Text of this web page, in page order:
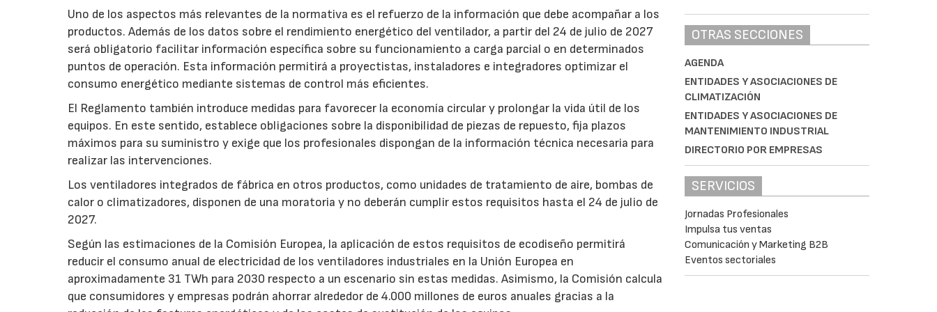
Uno de los aspectos más relevantes de la normativa es el refuerzo de la información que debe acompañar a los
productos. Además de los datos sobre el rendimiento energético del ventilador, a partir del 24 de julio de 2027
será obligatorio facilitar información específica sobre su funcionamiento a carga parcial o en determinados
puntos de operación. Esta información permitirá a proyectistas, instaladores e integradores optimizar el
consumo energético mediante sistemas de control más eficientes.
El Reglamento también introduce medidas para favorecer la economía circular y prolongar la vida útil de los
equipos. En este sentido, establece obligaciones sobre la disponibilidad de piezas de repuesto, fija plazos
máximos para su suministro y exige que los profesionales dispongan de la información técnica necesaria para
realizar las intervenciones.
Los ventiladores integrados de fábrica en otros productos, como unidades de tratamiento de aire, bombas de
calor o climatizadores, disponen de una moratoria y no deberán cumplir estos requisitos hasta el 24 de julio de
2027.
Según las estimaciones de la Comisión Europea, la aplicación de estos requisitos de ecodiseño permitirá
reducir el consumo anual de electricidad de los ventiladores industriales en la Unión Europea en
aproximadamente 31 TWh para 2030 respecto a un escenario sin estas medidas. Asimismo, la Comisión calcula
que consumidores y empresas podrán ahorrar alrededor de 4.000 millones de euros anuales gracias a la
OTRAS SECCIONES
AGENDA
ENTIDADES Y ASOCIACIONES DE
CLIMATIZACIÓN
ENTIDADES Y ASOCIACIONES DE
MANTENIMIENTO INDUSTRIAL
DIRECTORIO POR EMPRESAS
SERVICIOS
Jornadas Profesionales
Impulsa tus ventas
Comunicación y Marketing B2B
Eventos sectoriales